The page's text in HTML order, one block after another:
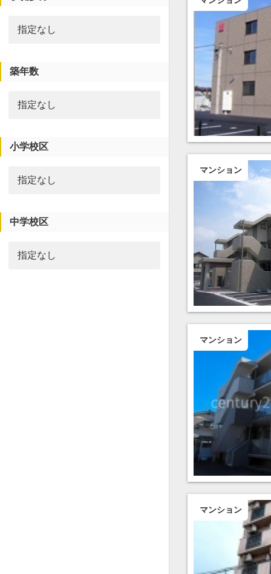
築年数
小学校区
中学校区
マンション
マンション
マンション